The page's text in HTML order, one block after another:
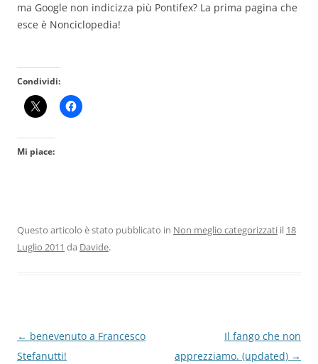
ma Google non indicizza più Pontifex? La prima pagina che
esce è Nonciclopedia!
Condividi:
Mi piace:
Questo articolo è stato pubblicato in Non meglio categorizzati il 18
Luglio 2011 da Davide.
Navigazione
articolo
← benevenuto a Francesco
Stefanutti!
Il fango che non
apprezziamo. (updated) →